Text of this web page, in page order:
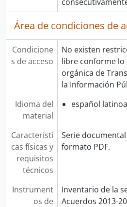
Área de condiciones de
Condicione
s de acceso
No existen
libre conforme lo
orgánica de
la Información
Idioma del
material
español
Característi
cas físicas y
requisitos
técnicos
Serie
formato PDF.
Instrument
os de
Inventario de la
Acuerdos 2013-